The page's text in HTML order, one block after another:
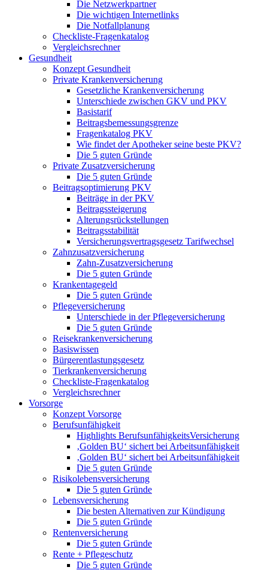
Die Netzwerkpartner
Die wichtigen Internetlinks
Die Notfallplanung
Checkliste-Fragenkatalog
Vergleichsrechner
Gesundheit
Konzept Gesundheit
Private Krankenversicherung
Gesetzliche Krankenversicherung
Unterschiede zwischen GKV und PKV
Basistarif
Beitragsbemessungsgrenze
Fragenkatalog PKV
Wie findet der Apotheker seine beste PKV?
Die 5 guten Gründe
Private Zusatzversicherung
Die 5 guten Gründe
Beitragsoptimierung PKV
Beiträge in der PKV
Beitragssteigerung
Alterungsrückstellungen
Beitragsstabilität
Versicherungsvertragsgesetz Tarifwechsel
Zahnzusatzversicherung
Zahn-Zusatzversicherung
Die 5 guten Gründe
Krankentagegeld
Die 5 guten Gründe
Pflegeversicherung
Unterschiede in der Pflegeversicherung
Die 5 guten Gründe
Reisekrankenversicherung
Basiswissen
Bürgerentlastungsgesetz
Tierkrankenversicherung
Checkliste-Fragenkatalog
Vergleichsrechner
Vorsorge
Konzept Vorsorge
Berufsunfähigkeit
Highlights BerufsunfähigkeitsVersicherung
‚Golden BU‘ sichert bei Arbeitsunfähigkeit
‚Golden BU‘ sichert bei Arbeitsunfähigkeit
Die 5 guten Gründe
Risikolebensversicherung
Die 5 guten Gründe
Lebensversicherung
Die besten Alternativen zur Kündigung
Die 5 guten Gründe
Rentenversicherung
Die 5 guten Gründe
Rente + Pflegeschutz
Die 5 guten Gründe